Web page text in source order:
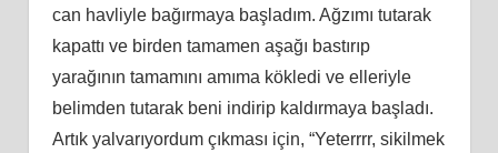
can havliyle bağırmaya başladım. Ağzımı tutarak
kapattı ve birden tamamen aşağı bastırıp
yarağının tamamını amıma kökledi ve elleriyle
belimden tutarak beni indirip kaldırmaya başladı.
Artık yalvarıyordum çıkması için, “Yeterrrr, sikilmek